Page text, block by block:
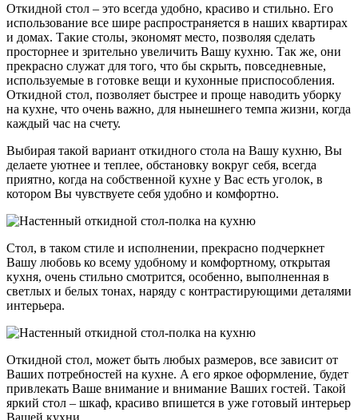
Откидной стол – это всегда удобно, красиво и стильно. Его
использование все шире распространяется в наших квартирах
и домах. Такие столы, экономят место, позволяя сделать
просторнее и зрительно увеличить Вашу кухню. Так же, они
прекрасно служат для того, что бы скрыть, повседневные,
используемые в готовке вещи и кухонные приспособления.
Откидной стол, позволяет быстрее и проще наводить уборку
на кухне, что очень важно, для нынешнего темпа жизни, когда
каждый час на счету.
Выбирая такой вариант откидного стола на Вашу кухню, Вы
делаете уютнее и теплее, обстановку вокруг себя, всегда
приятно, когда на собственной кухне у Вас есть уголок, в
котором Вы чувствуете себя удобно и комфортно.
Стол, в таком стиле и исполнении, прекрасно подчеркнет
Вашу любовь ко всему удобному и комфортному, открытая
кухня, очень стильно смотрится, особенно, выполненная в
светлых и белых тонах, наряду с контрастирующими деталями
интерьера.
Откидной стол, может быть любых размеров, все зависит от
Ваших потребностей на кухне. А его яркое оформление, будет
привлекать Ваше внимание и внимание Ваших гостей. Такой
яркий стол – шкаф, красиво впишется в уже готовый интерьер
Вашей кухни.